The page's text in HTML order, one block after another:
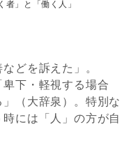
者」と「働く人」
どを訴えた」。
卑下・軽視する場合
（大辞泉）。特別な
には「人」の方が自